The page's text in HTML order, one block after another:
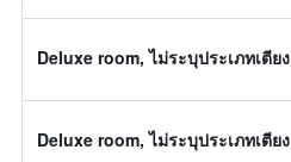
Deluxe room, ไม่ระบุประเภทเตียง
Deluxe room, ไม่ระบุประเภทเตียง